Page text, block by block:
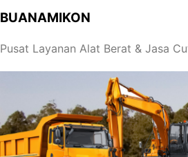
BUANAMIKON
Pusat Layanan Alat Berat & Jasa